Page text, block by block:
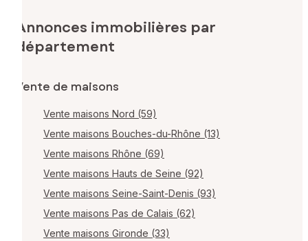
Annonces immobilières par
département
Vente de maisons
Vente maisons Nord (59)
Vente maisons Bouches-du-Rhône (13)
Vente maisons Rhône (69)
Vente maisons Hauts de Seine (92)
Vente maisons Seine-Saint-Denis (93)
Vente maisons Pas de Calais (62)
Vente maisons Gironde (33)